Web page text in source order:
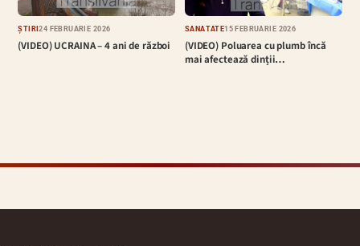
ȘTIRI24 FEBRUARIE 2026
(VIDEO) UCRAINA – 4 ani de război
SĂNĂTATE15 FEBRUARIE 2026
(VIDEO) Poluarea cu plumb încă
mai afectează dinții…